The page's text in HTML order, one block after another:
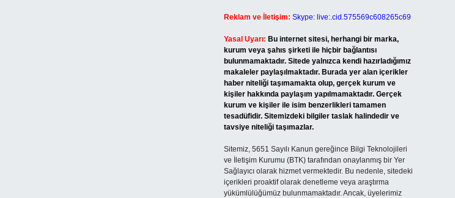
Reklam ve İletişim: Skype: live:.cid.575569c608265c69
Yasal Uyarı: Bu internet sitesi, herhangi bir marka,
kurum veya şahıs şirketi ile hiçbir bağlantısı
bulunmamaktadır. Sitede yalnızca kendi hazırladığımız
makaleler paylaşılmaktadır. Burada yer alan içerikler
haber niteliği taşımamakta olup, gerçek kurum ve
kişiler hakkında paylaşım yapılmamaktadır. Gerçek
kurum ve kişiler ile isim benzerlikleri tamamen
tesadüfidir. Sitemizdeki bilgiler taslak halindedir ve
tavsiye niteliği taşımazlar.
Sitemiz, 5651 Sayılı Kanun gereğince Bilgi Teknolojileri
ve İletişim Kurumu (BTK) tarafından onaylanmış bir Yer
Sağlayıcı olarak hizmet vermektedir. Bu nedenle, sitedeki
içerikleri proaktif olarak denetleme veya araştırma
yükümlülüğümüz bulunmamaktadır. Ancak, üyelerimiz